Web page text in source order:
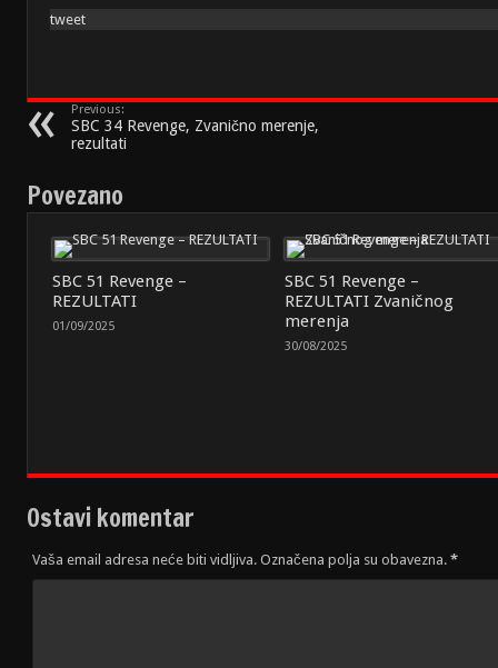
tweet
Previous:
SBC 34 Revenge, Zvanično merenje,
rezultati
Povezano
SBC 51 Revenge –
REZULTATI
01/09/2025
SBC 51 Revenge –
REZULTATI Zvaničnog
merenja
30/08/2025
Ostavi komentar
Vaša email adresa neće biti vidljiva. Označena polja su obavezna. *